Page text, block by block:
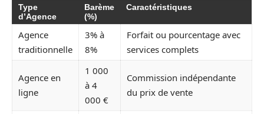
Type
d’Agence
Barème
(%)
Caractéristiques
Agence
traditionnelle
3% à
8%
Forfait ou pourcentage avec
services complets
Agence en
ligne
1 000
à 4
000 €
Commission indépendante
du prix de vente